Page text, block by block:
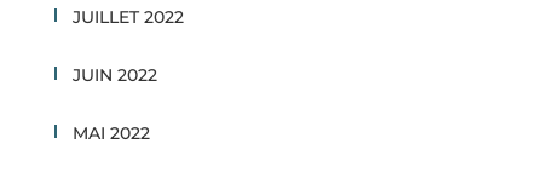
JUILLET 2022
JUIN 2022
MAI 2022